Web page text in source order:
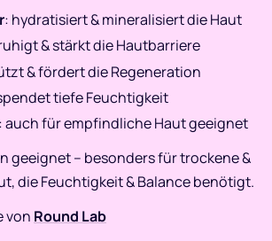
: hydratisiert & mineralisiert die Haut
& stärkt die Hautbarriere
& fördert die Regeneration
tiefe Feuchtigkeit
: auch für empfindliche Haut geeignet
geeignet – besonders für trockene &
die Feuchtigkeit & Balance benötigt.
von Round Lab